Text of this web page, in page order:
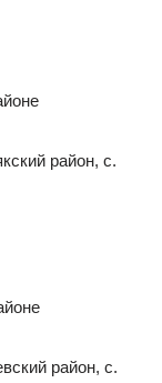
район, с.
район, с.